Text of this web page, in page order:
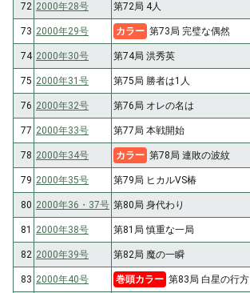
72 2000年28号 第72局 4人
73 2000年29号 カラー 第73局 完璧な偶然
74 2000年30号 第74局 洪秀英
75 2000年31号 第75局 勝者は1人
76 2000年32号 第76局 オレの名は
77 2000年33号 第77局 本戦開始
78 2000年34号 カラー 第78局 連敗の波紋
79 2000年35号 第79局 ヒカルVS椿
80 2000年36・37号 第80局 身代わり
81 2000年38号 第81局 慎重な一局
82 2000年39号 第82局 魔の一瞬
83 2000年40号 巻頭カラー 第83局 白星の行方